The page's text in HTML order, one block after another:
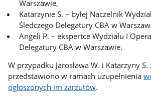
Warszawie,
Katarzynie S. – byłej Naczelnik
Śledczego Delegatury CBA w
Angeli P. – ekspertce Wydziału I
Delegatury CBA w Warszawie.
W przypadku Jarosława W. i Katarzyny
przedstawiono w ramach uzupełnienia
ogłoszonych im zarzutów.